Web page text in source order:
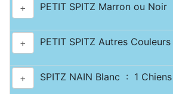
+ PETIT SPITZ Marron ou
+ PETIT SPITZ Autres
+ SPITZ NAIN Blanc : 1 Chiens